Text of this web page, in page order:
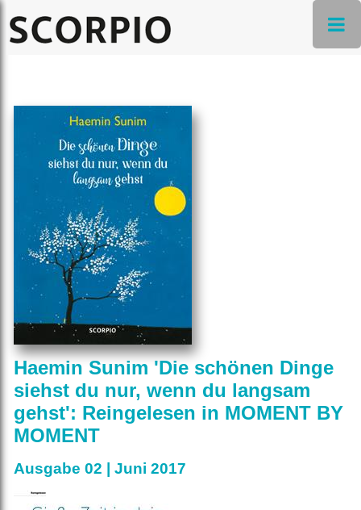
Haemin Sunim 'Die schönen Dinge
siehst du nur, wenn du langsam
gehst': Reingelesen in MOMENT BY
MOMENT
Ausgabe 02 | Juni 2017